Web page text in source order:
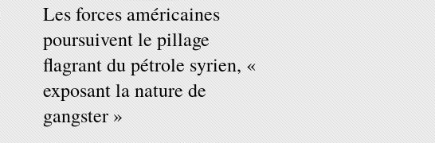
Les forces américaines
poursuivent le pillage
flagrant du pétrole syrien, «
exposant la nature de
gangster »